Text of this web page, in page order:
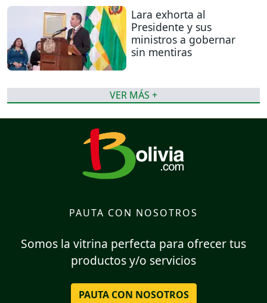
Lara exhorta al
Presidente y sus
ministros a gobernar
sin mentiras
VER MÁS +
PAUTA CON NOSOTROS
Somos la vitrina perfecta para ofrecer tus
productos y/o servicios
PAUTA CON NOSOTROS